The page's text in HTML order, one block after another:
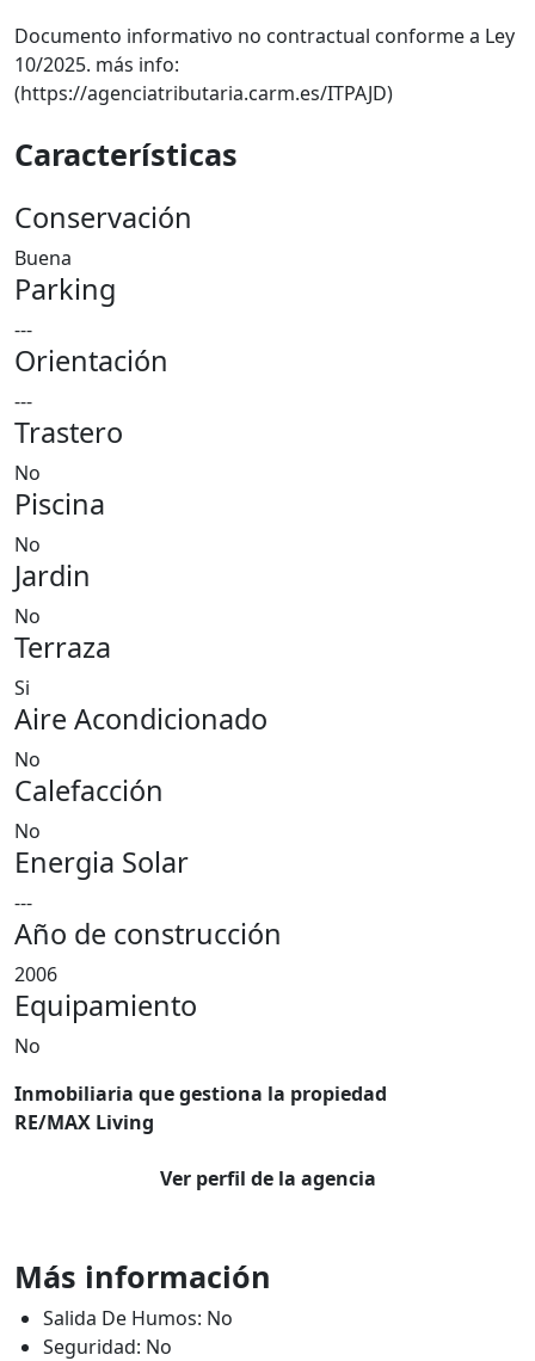
Documento informativo no contractual conforme a Ley
10/2025. más info:
(https://agenciatributaria.carm.es/ITPAJD)
Características
Conservación
Buena
Parking
---
Orientación
---
Trastero
No
Piscina
No
Jardin
No
Terraza
Si
Aire Acondicionado
No
Calefacción
No
Energia Solar
---
Año de construcción
2006
Equipamiento
No
Inmobiliaria que gestiona la propiedad
RE/MAX Living
Ver perfil de la agencia
Más información
Salida De Humos: No
Seguridad: No